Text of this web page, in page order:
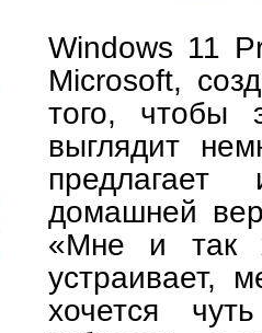
Windows 11
Microsoft,
того, чтобы
выглядит
домашней
«Мне и так
устраивает,
хочется